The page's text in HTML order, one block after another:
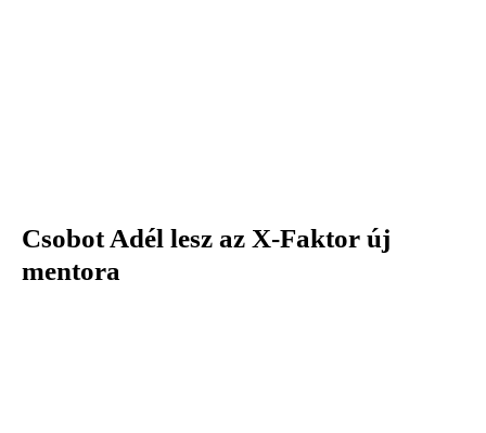
Csobot Adél lesz az X-Faktor új
mentora